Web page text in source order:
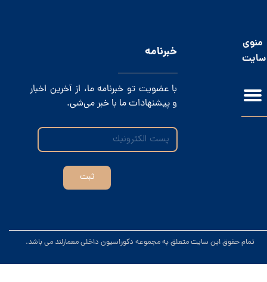
.تمام حقوق این سایت متعلق به مجموعه دکوراسیون داخلی معمارلند می باشد
منوی
سایت
​خبرنامه
با عضویت تو خبرنامه ما، از آخرین اخبار
و پیشنهادات ما با خبر می‌شی.
ثبت